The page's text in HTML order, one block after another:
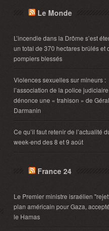
Le Monde
L’incendie dans la Drôme s’est
un total de 370 hectares brûlés et
pompiers blessés
Violences sexuelles sur mineurs :
l’association de la police judiciaire
dénonce une « trahison » de
Darmanin
Ce qu’il faut retenir de l’actualité
week-end des 8 et 9 août
France 24
Le Premier ministre israélien
plan américain pour Gaza,
le Hamas